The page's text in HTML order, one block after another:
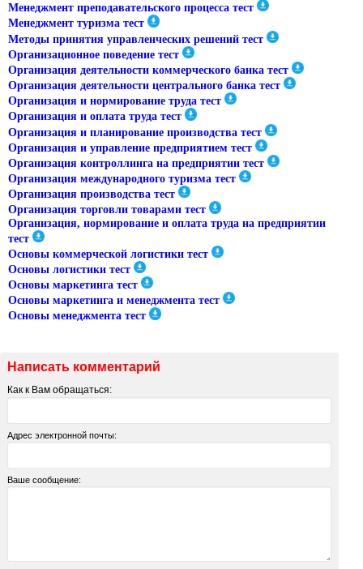
Менеджмент преподавательского процесса тест
Менеджмент туризма тест
Методы принятия управленческих решений тест
Организационное поведение тест
Организация деятельности коммерческого банка тест
Организация деятельности центрального банка тест
Организация и нормирование труда тест
Организация и оплата труда тест
Организация и планирование производства тест
Организация и управление предприятием тест
Организация контроллинга на предприятии тест
Организация международного туризма тест
Организация производства тест
Организация торговли товарами тест
Организация, нормирование и оплата труда на предприятии
тест
Основы коммерческой логистики тест
Основы логистики тест
Основы маркетинга тест
Основы маркетинга и менеджмента тест
Основы менеджмента тест
Написать комментарий
Как к Вам обращаться:
Адрес электронной почты:
Ваше сообщение: